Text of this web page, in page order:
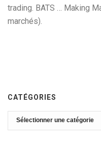
trading. BATS … Making
marchés).
CATÉGORIES
Catégories